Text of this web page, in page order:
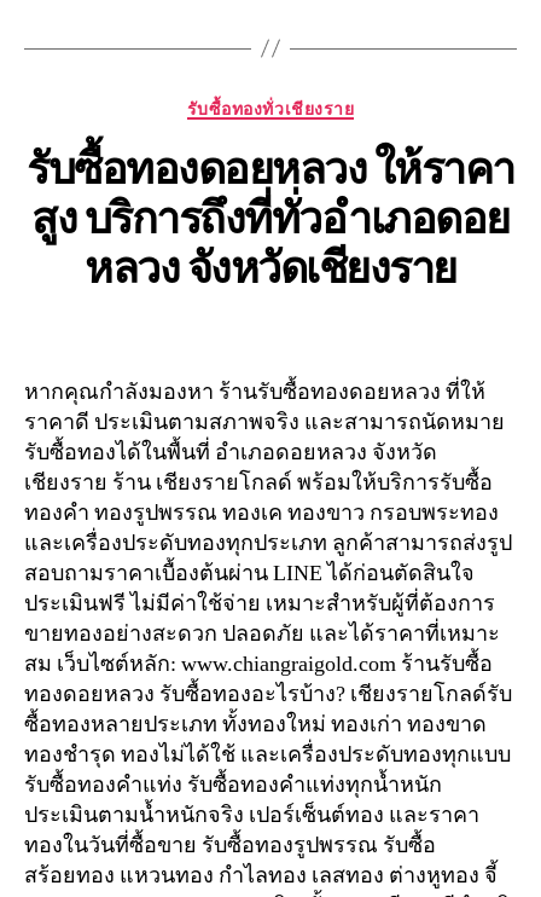
Categories
รับซื้อทองทั่วเชียงราย
รับซื้อทองดอยหลวง ให้ราคา
สูง บริการถึงที่ทั่วอำเภอดอย
หลวง จังหวัดเชียงราย
หากคุณกำลังมองหา ร้านรับซื้อทองดอยหลวง ที่ให้
ราคาดี ประเมินตามสภาพจริง และสามารถนัดหมาย
รับซื้อทองได้ในพื้นที่ อำเภอดอยหลวง จังหวัด
เชียงราย ร้าน เชียงรายโกลด์ พร้อมให้บริการรับซื้อ
ทองคำ ทองรูปพรรณ ทองเค ทองขาว กรอบพระทอง
และเครื่องประดับทองทุกประเภท ลูกค้าสามารถส่งรูป
สอบถามราคาเบื้องต้นผ่าน LINE ได้ก่อนตัดสินใจ
ประเมินฟรี ไม่มีค่าใช้จ่าย เหมาะสำหรับผู้ที่ต้องการ
ขายทองอย่างสะดวก ปลอดภัย และได้ราคาที่เหมาะ
สม เว็บไซต์หลัก: www.chiangraigold.com ร้านรับซื้อ
ทองดอยหลวง รับซื้อทองอะไรบ้าง? เชียงรายโกลด์รับ
ซื้อทองหลายประเภท ทั้งทองใหม่ ทองเก่า ทองขาด
ทองชำรุด ทองไม่ได้ใช้ และเครื่องประดับทองทุกแบบ
รับซื้อทองคำแท่ง รับซื้อทองคำแท่งทุกน้ำหนัก
ประเมินตามน้ำหนักจริง เปอร์เซ็นต์ทอง และราคา
ทองในวันที่ซื้อขาย รับซื้อทองรูปพรรณ รับซื้อ
สร้อยทอง แหวนทอง กำไลทอง เลสทอง ต่างหูทอง จี้